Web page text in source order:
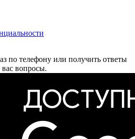
по телефону или получить ответы
вопросы.